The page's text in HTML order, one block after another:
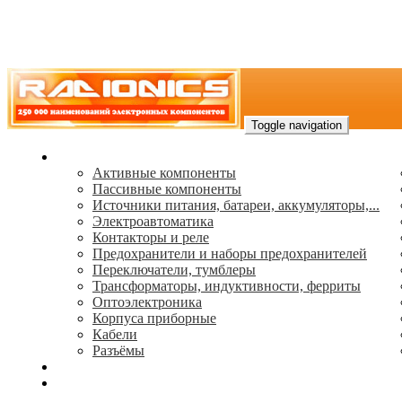
Toggle navigation
Активные компоненты
Пассивные компоненты
Источники питания, батареи, аккумуляторы,...
Электроавтоматика
Контакторы и реле
Предохранители и наборы предохранителей
Переключатели, тумблеры
Трансформаторы, индуктивности, ферриты
Oптоэлектроника
Корпуса приборные
Кабели
Разъёмы